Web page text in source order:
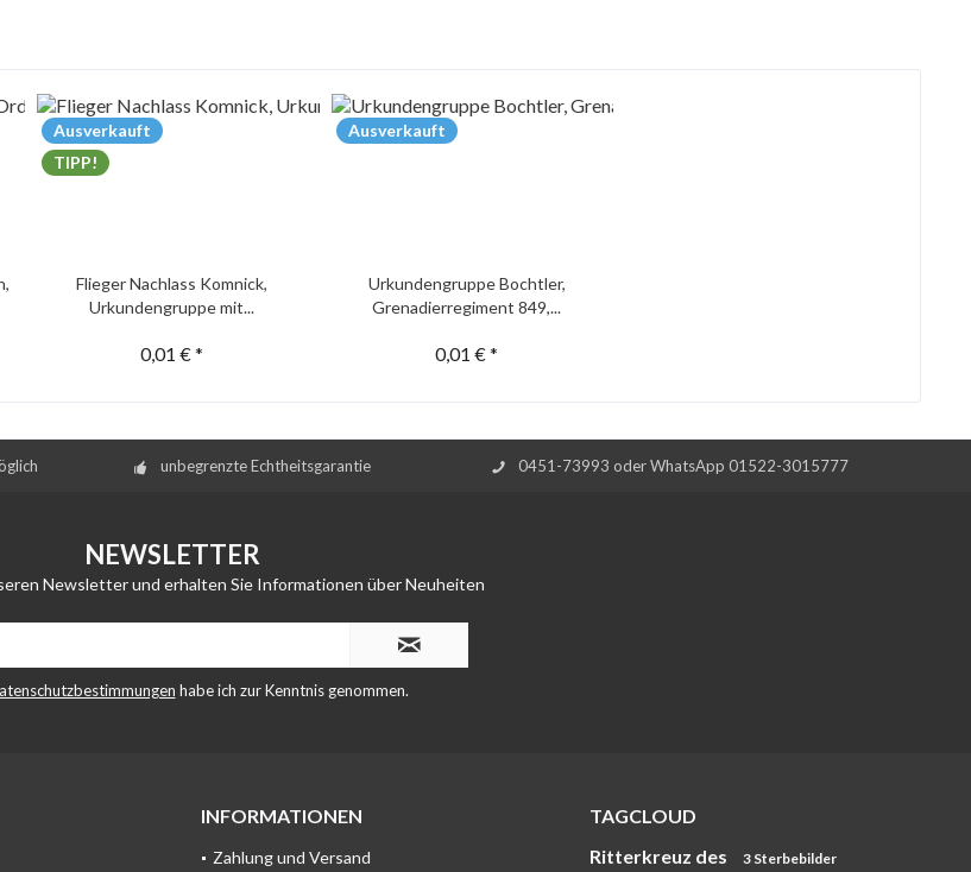
Ausverkauft
TIPP!
Flieger Nachlass Komnick,
Urkundengruppe mit...
0,01 € *
Ausverkauft
Urkundengruppe Bochtler,
Grenadierregiment 849,...
0,01 € *
unbegrenzte Echtheitsgarantie 0451-73993 oder WhatsApp 01522-3015777
NEWSLETTER
Newsletter und erhalten Sie Informationen über Neuheiten
habe ich zur Kenntnis genommen.
INFORMATIONEN
Zahlung und Versand
TAGCLOUD
Ritterkreuz des
3 Sterbebilder